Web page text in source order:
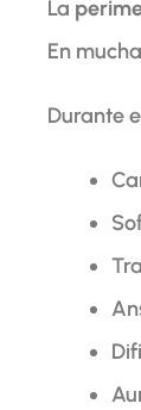
La
En
Durante